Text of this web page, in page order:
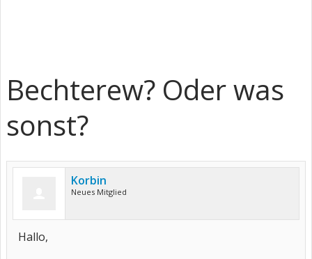
Bechterew? Oder was
sonst?
Korbin
Neues Mitglied
Hallo,